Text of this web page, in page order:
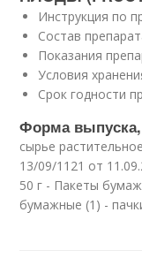
Инструкция по
Состав
Показания
Условия
Срок годности
Форма выпуска,
сырье
13/09/1121 от
50 г - Пакеты
бумажные (1) -